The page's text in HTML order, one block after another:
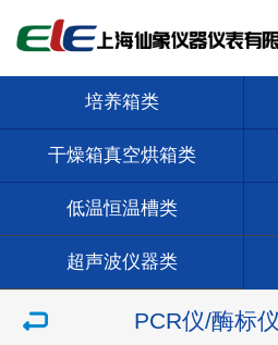
培养箱类
干燥箱真空烘箱类
低温恒温槽类
超声波仪器类
PCR仪/酶标